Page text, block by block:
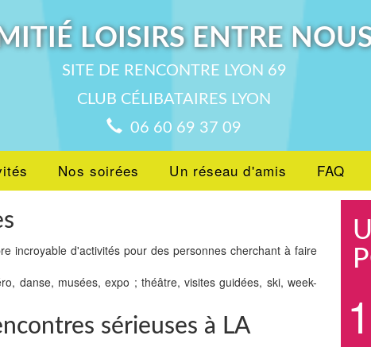
LOISIRS ENTRE
SITE DE RENCONTRE LYON 69
CLUB CÉLIBATAIRES LYON
06 60 69 37 09
Nos soirées Un réseau d'amis FAQ
incroyable d'activités pour des personnes cherchant à faire
danse, musées, expo ; théâtre, visites guidées, ski, week-
sérieuses à LA